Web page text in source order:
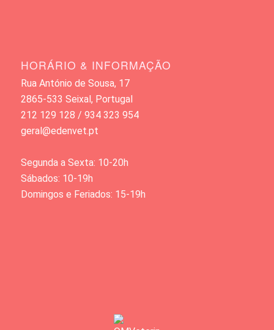
HORÁRIO & INFORMAÇÃO
Rua António de Sousa, 17
2865-533 Seixal, Portugal
212 129 128 / 934 323 954
geral@edenvet.pt
Segunda a Sexta: 10-20h
Sábados: 10-19h
Domingos e Feriados: 15-19h